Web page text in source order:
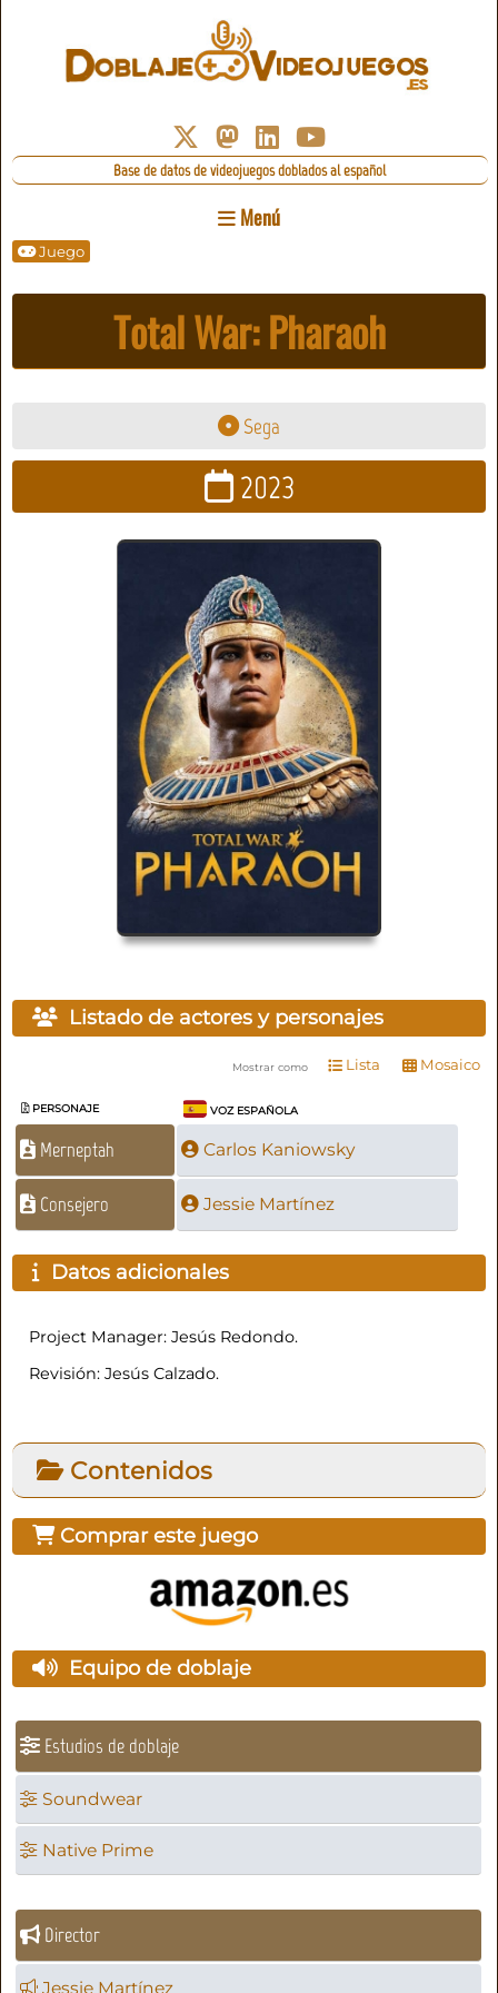
Base de datos de videojuegos doblados al español
Menú
Juego
Total War: Pharaoh
Sega
2023
Listado de actores y personajes
Mostrar como Lista Mosaico
PERSONAJE VOZ ESPAÑOLA
Merneptah Carlos Kaniowsky
Consejero Jessie Martínez
Datos adicionales
Project Manager: Jesús Redondo.
Revisión: Jesús Calzado.
Contenidos
Comprar este juego
Equipo de doblaje
Estudios de doblaje
Soundwear
Native Prime
Director
Jessie Martínez